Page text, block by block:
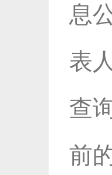
息
表
查
前